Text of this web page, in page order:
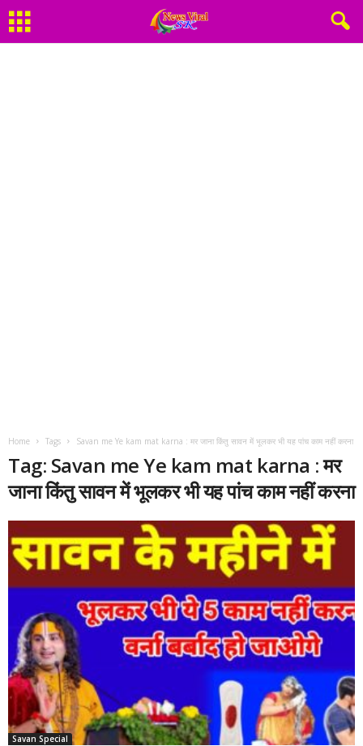
Home Tags Savan me Ye kam mat karna : मर जाना किंतु सावन में भूलकर भी यह पांच काम नहीं करना
Tag: Savan me Ye kam mat karna : मर
जाना किंतु सावन में भूलकर भी यह पांच काम नहीं करना
Savan Special